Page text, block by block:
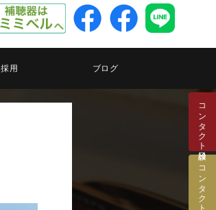
採用 ブログ
コンタクト検診日
コンタクト注文予約